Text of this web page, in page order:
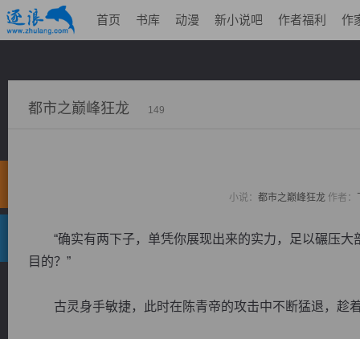
首页 书库 动漫 新小说吧 作者福利 作
都市之巅峰狂龙 149
小说： 都市之巅峰狂龙作者：
“确实有两下子，单凭你展现出来的实力，足以碾压大
目的？”
古灵身手敏捷，此时在陈青帝的攻击中不断猛退，趁